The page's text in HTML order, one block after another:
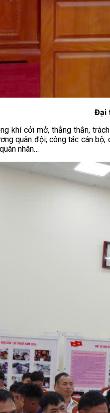
Đại
khí cởi mở, thẳng thắn,
quân đội; công tác cán
nhân…